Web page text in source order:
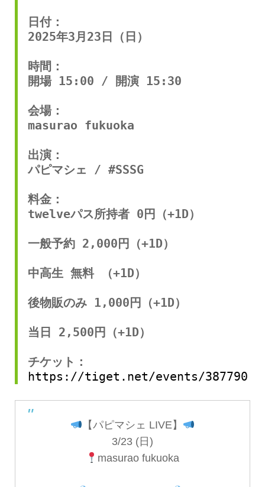
日付：
2025年3月23日（日）
時間：
開場 15:00 / 開演 15:30
会場：
masurao fukuoka
出演：
パピマシェ / #SSSG
料金：
twelveパス所持者 0円（+1D）
一般予約 2,000円（+1D）
中高生 無料 （+1D）
後物販のみ 1,000円（+1D）
当日 2,500円（+1D）
チケット：
https://tiget.net/events/387790
【パピマシェ LIVE】
3/23 (日)
masurao fukuoka